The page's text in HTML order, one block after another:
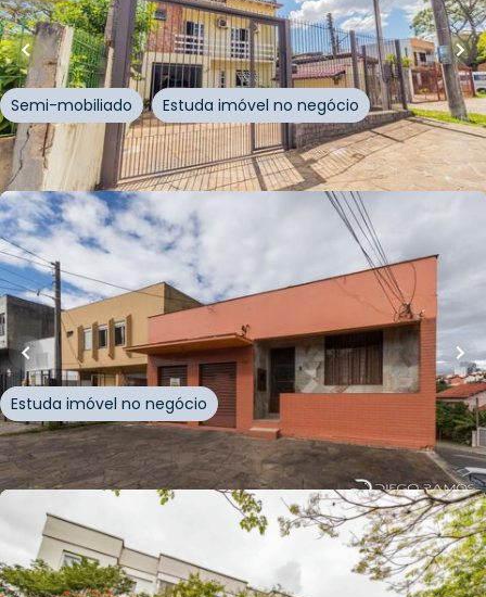
Casa
Rua Seival,Vila Jardim,Porto Alegre
Semi-mobiliado Estuda imóvel no negócio
Whatsapp
Cód.229512
R$1.400.000,00
291m²•4quartos• banheiros •6vagas
Edifício Inteiro
Avenida Saturnino de Brito,Vila Jardim,Porto Alegre
Estuda imóvel no negócio
Whatsapp
Cód. 180890
R$1.534.000,00
134m²•3quartos•3banheiros
vagas